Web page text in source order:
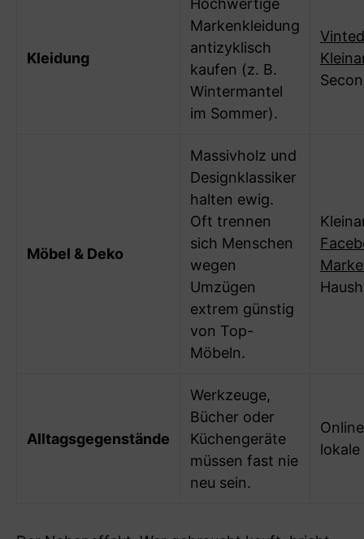
Kleidung
Hochwertige
Markenkleidung
antizyklisch
kaufen (z. B.
Wintermantel
im Sommer).
Vinted
Möbel & Deko
Massivholz und
Designklassiker
halten ewig.
Oft trennen
sich Menschen
wegen
Umzügen
extrem günstig
von Top-
Möbeln.
Alltagsgegenstände
Werkzeuge,
Bücher oder
Küchengeräte
müssen fast nie
neu sein.